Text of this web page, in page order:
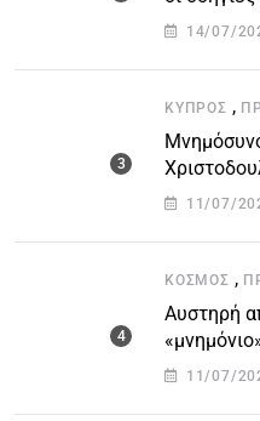
τις14/07/
ΚΎΠΡΟΣ ,
οδήγησαν
11/07/
ΚΌΣΜΟΣ ,
Αυστηρή
τον11/07/